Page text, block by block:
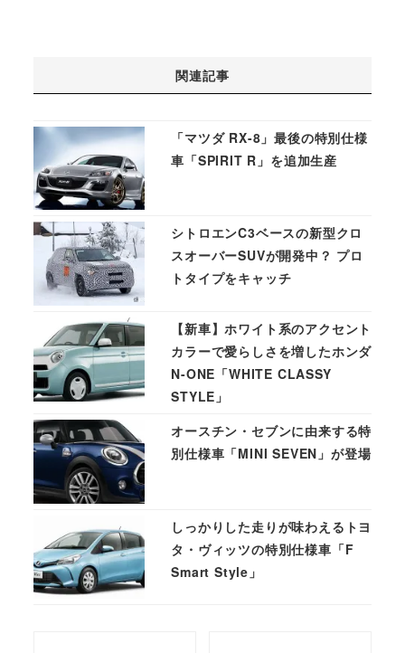
関連記事
「マツダ RX-8」最後の特別仕様
車「SPIRIT R」を追加生産
シトロエンC3ベースの新型クロ
スオーバーSUVが開発中？ プロ
トタイプをキャッチ
【新車】ホワイト系のアクセント
カラーで愛らしさを増したホンダ
N-ONE「WHITE CLASSY
STYLE」
オースチン・セブンに由来する特
別仕様車「MINI SEVEN」が登場
しっかりした走りが味わえるトヨ
タ・ヴィッツの特別仕様車「F
Smart Style」